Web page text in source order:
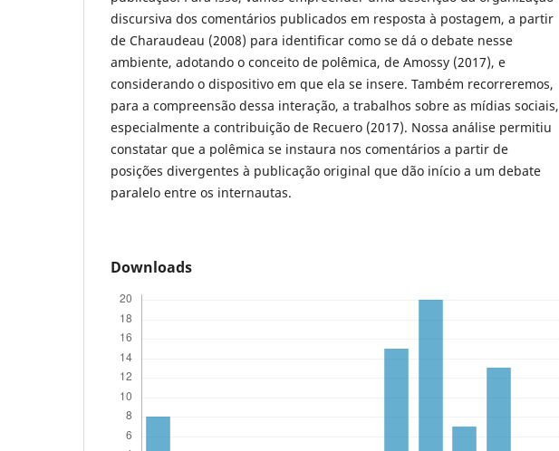
discursiva dos comentários publicados em resposta à postagem, a partir
de Charaudeau (2008) para identificar como se dá o debate nesse
ambiente, adotando o conceito de polêmica, de Amossy (2017), e
considerando o dispositivo em que ela se insere. Também recorreremos,
para a compreensão dessa interação, a trabalhos sobre as mídias sociais,
especialmente a contribuição de Recuero (2017). Nossa análise permitiu
constatar que a polêmica se instaura nos comentários a partir de
posições divergentes à publicação original que dão início a um debate
paralelo entre os internautas.
Downloads